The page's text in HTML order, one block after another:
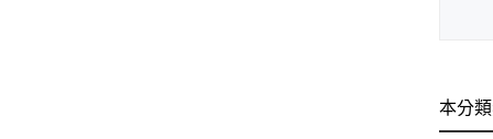
本分